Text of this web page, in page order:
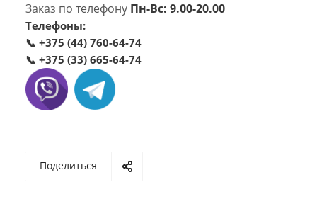
Заказ по телефону Пн-Вс: 9.00-20.00
Телефоны:
📞 +375 (44) 760-64-74
📞 +375 (33) 665-64-74
Поделиться